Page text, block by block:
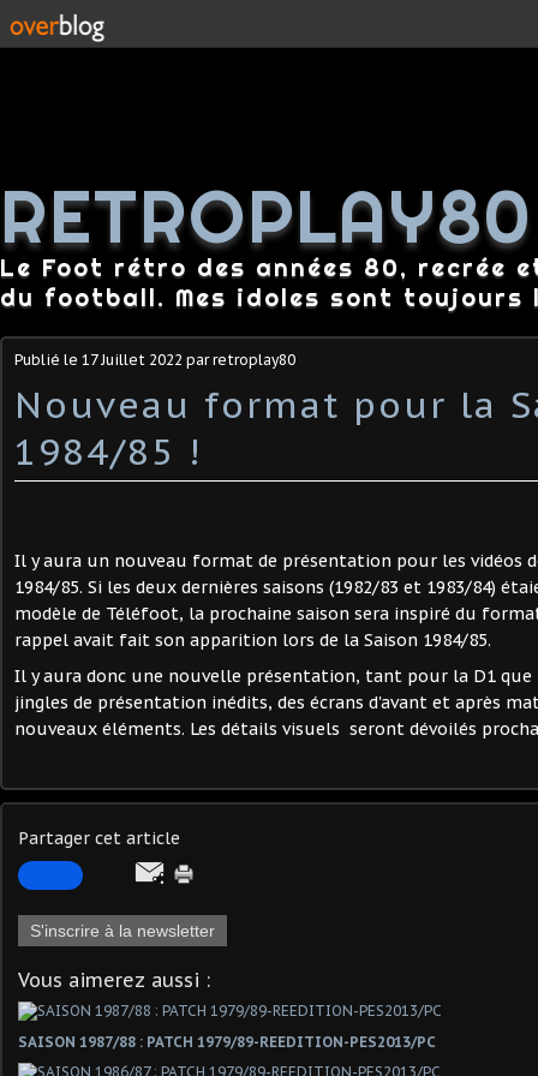
RETROPLAY80
Le Foot rétro des années 80, recrée
du football. Mes idoles sont toujours
Publié le 17 Juillet 2022 par retroplay80
Nouveau format pour la
1984/85 !
Il y aura un nouveau format de présentation pour les vidéos
1984/85. Si les deux dernières saisons (1982/83 et 1983/84)
modèle de Téléfoot, la prochaine saison sera inspiré du
rappel avait fait son apparition lors de la Saison 1984/85.
Il y aura donc une nouvelle présentation, tant pour la D1 que
jingles de présentation inédits, des écrans d'avant et après
nouveaux éléments. Les détails visuels seront dévoilés
Partager cet article
S'inscrire à la newsletter
Vous aimerez aussi :
SAISON 1987/88 : PATCH 1979/89-REEDITION-PES2013/PC